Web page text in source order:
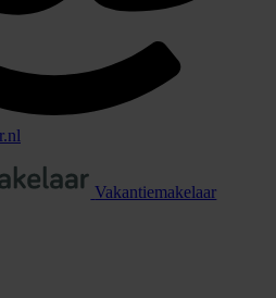
Vakantiemakelaar